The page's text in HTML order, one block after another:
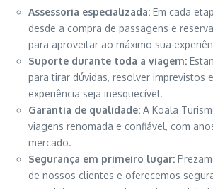
Assessoria especializada: Em cada
desde a compra de passagens e
para aproveitar ao máximo sua
Suporte durante toda a viagem:
para tirar dúvidas, resolver imprevistos
experiência seja inesquecível.
Garantia de qualidade: A Koala
viagens renomada e confiável, com
mercado.
Segurança em primeiro lugar:
de nossos clientes e oferecemos